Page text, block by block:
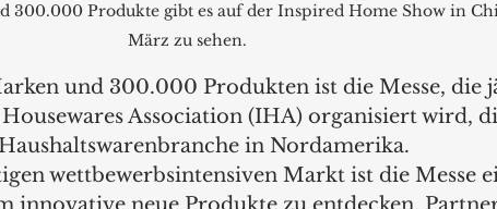
300.000 Produkte gibt es auf der Inspired Home Show in
März zu sehen.
und 300.000 Produkten ist die Messe, die
Association (IHA) organisiert wird,
in Nordamerika.
wettbewerbsintensiven Markt ist die Messe